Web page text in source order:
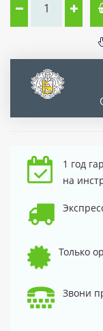
1 год
на
Только
Звони